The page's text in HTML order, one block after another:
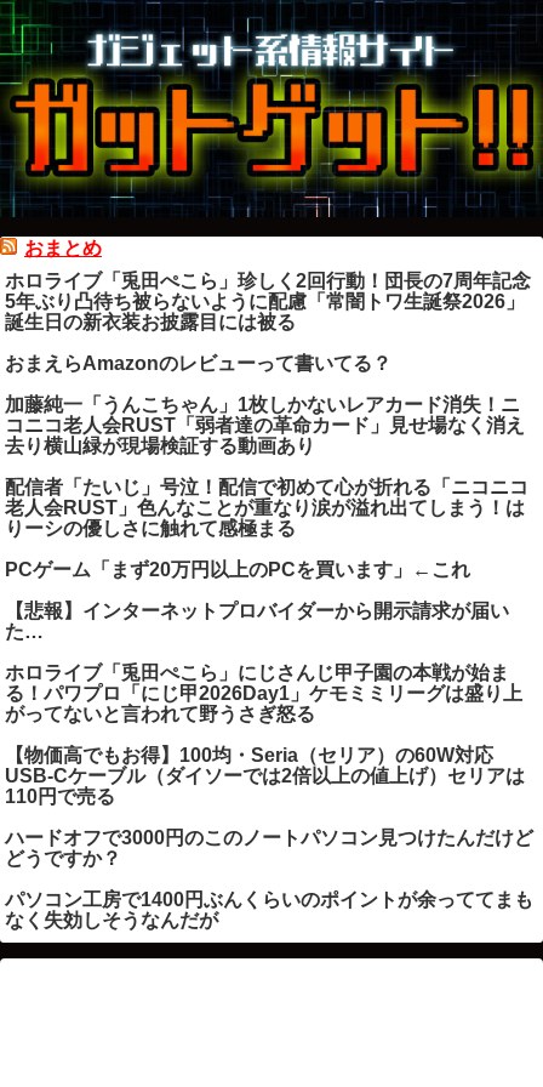
おまとめ
ホロライブ「兎田ぺこら」珍しく2回行動！団長の7周年記念
5年ぶり凸待ち被らないように配慮「常闇トワ生誕祭2026」
誕生日の新衣装お披露目には被る
おまえらAmazonのレビューって書いてる？
加藤純一「うんこちゃん」1枚しかないレアカード消失！ニ
コニコ老人会RUST「弱者達の革命カード」見せ場なく消え
去り横山緑が現場検証する動画あり
配信者「たいじ」号泣！配信で初めて心が折れる「ニコニコ
老人会RUST」色んなことが重なり涙が溢れ出てしまう！は
りーシの優しさに触れて感極まる
PCゲーム「まず20万円以上のPCを買います」←これ
【悲報】インターネットプロバイダーから開示請求が届い
た…
ホロライブ「兎田ぺこら」にじさんじ甲子園の本戦が始ま
る！パワプロ「にじ甲2026Day1」ケモミミリーグは盛り上
がってないと言われて野うさぎ怒る
【物価高でもお得】100均・Seria（セリア）の60W対応
USB-Cケーブル（ダイソーでは2倍以上の値上げ）セリアは
110円で売る
ハードオフで3000円のこのノートパソコン見つけたんだけど
どうですか？
パソコン工房で1400円ぶんくらいのポイントが余っててまも
なく失効しそうなんだが